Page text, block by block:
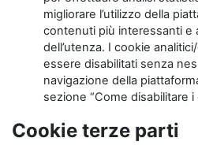
migliorare l’utilizzo della
contenuti più interessanti e
dell’utenza. I cookie
essere disabilitati senza
navigazione della
sezione “Come disabilitare i
Cookie terze parti